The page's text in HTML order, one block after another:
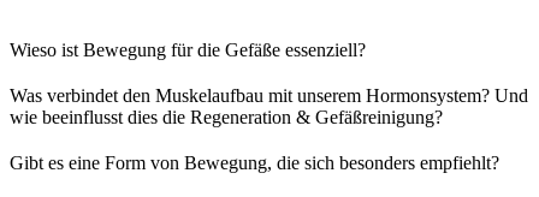
Wieso ist Bewegung für die Gefäße essenziell?
Was verbindet den Muskelaufbau mit unserem Hormonsystem? Und
wie beeinflusst dies die Regeneration & Gefäßreinigung?
Gibt es eine Form von Bewegung, die sich besonders empfiehlt?